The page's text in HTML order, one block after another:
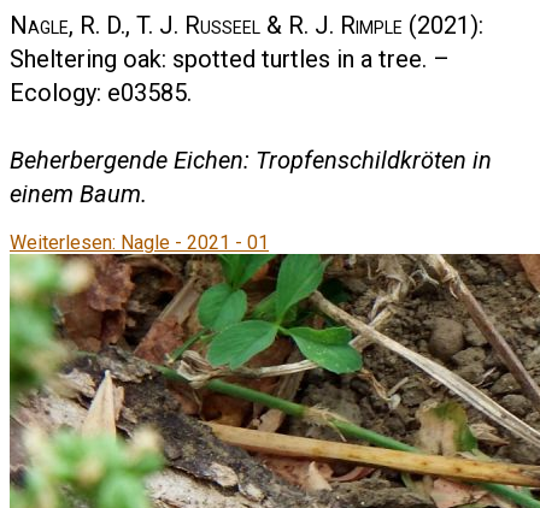
Nagle, R. D., T. J. Russeel & R. J. Rimple (2021):
Sheltering oak: spotted turtles in a tree. –
Ecology: e03585.
Beherbergende Eichen: Tropfenschildkröten in
einem Baum.
Weiterlesen: Nagle - 2021 - 01